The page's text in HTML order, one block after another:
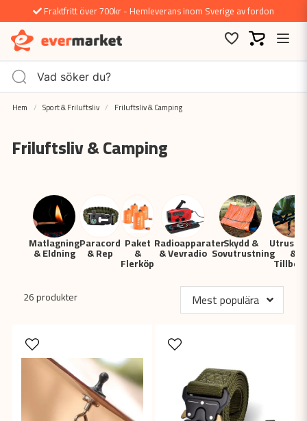
Fraktfritt över 700kr - Hemleverans inom Sverige av fordon
Hem Sport & Friluftsliv Friluftsliv & Camping
Friluftsliv & Camping
Matlagning
& Eldning
Paracord
& Rep
Paket
&
Flerköp
Radioapparater
& Vevradio
Skydd &
Sovutrustning &
26 produkter
Mest populära